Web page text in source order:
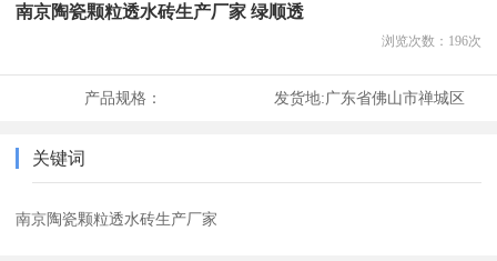
南京陶瓷颗粒透水砖生产厂家 绿顺透
浏览次数： 196次
产品规格： 发货地:广东省佛山市禅城区
关键词
南京陶瓷颗粒透水砖生产厂家